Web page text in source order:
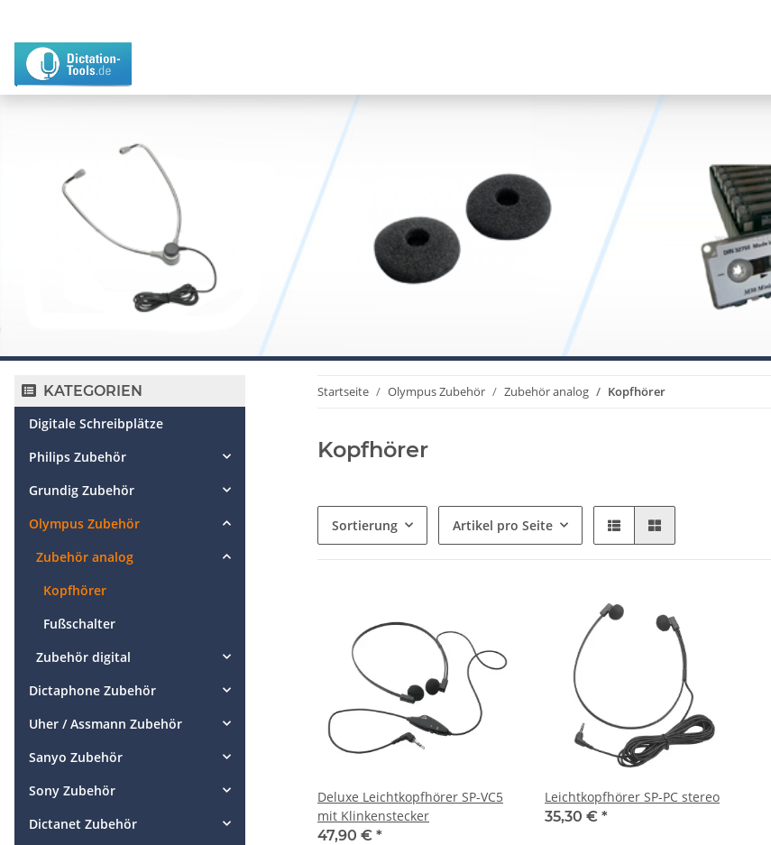
Startseite Olympus Zubehör Zubehör analog Kopfhörer
Kopfhörer
Sortierung Artikel pro Seite
Deluxe Leichtkopfhörer SP-VC5
mit Klinkenstecker
47,90 € *
Leichtkopfhörer SP-PC stereo
35,30 € *
KATEGORIEN
Digitale Schreibplätze
Philips Zubehör
Grundig Zubehör
Olympus Zubehör
Zubehör analog
Kopfhörer
Fußschalter
Zubehör digital
Dictaphone Zubehör
Uher / Assmann Zubehör
Sanyo Zubehör
Sony Zubehör
Dictanet Zubehör